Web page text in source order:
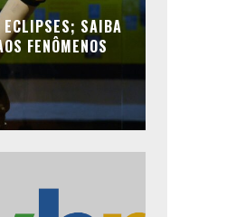
ECLIPSES; SAIBA
FENÔMENOS